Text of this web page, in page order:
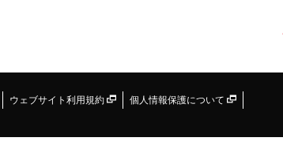
ウェブサイト利用規約 個人情報保護について